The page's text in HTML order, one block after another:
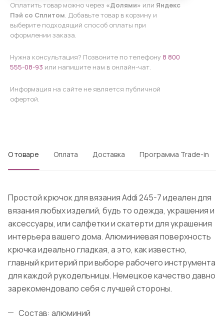
Оплатить товар можно через «Долями» или Яндекс
Пэй со Сплитом. Добавьте товар в корзину и
выберите подходящий способ оплаты при
оформлении заказа.
Нужна консультация? Позвоните по телефону 8 800
555-08-93 или напишите нам в онлайн-чат.
Информация на сайте не является публичной
офертой.
О товаре Оплата Доставка Программа Trade-in
Простой крючок для вязания Addi 245-7 идеален для
вязания любых изделий, будь то одежда, украшения и
аксессуары, или салфетки и скатерти для украшения
интерьера вашего дома. Алюминиевая поверхность
крючка идеально гладкая, а это, как известно,
главный критерий при выборе рабочего инструмента
для каждой рукодельницы. Немецкое качество давно
зарекомендовало себя с лучшей стороны.
Состав: алюминий